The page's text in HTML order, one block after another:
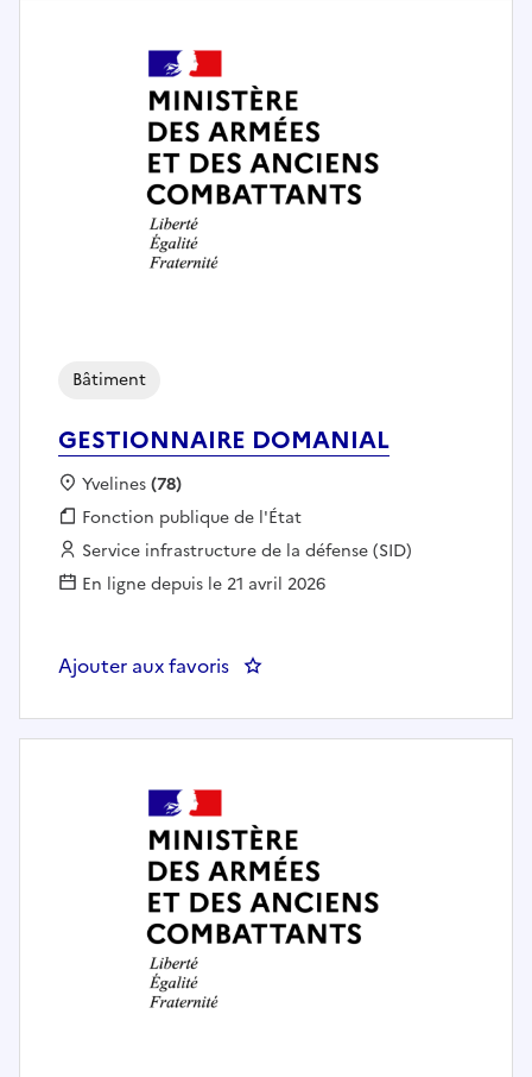
GESTIONNAIRE DOMANIAL
Bâtiment
Localisation :
Yvelines(78)
Fonction publique :
Fonction publique de l'État
Employeur :
Service infrastructure de la défense (SID)
En ligne depuis le 21 avril 2026
Ajouter aux favoris : GESTIONNAIRE DOMANIAL